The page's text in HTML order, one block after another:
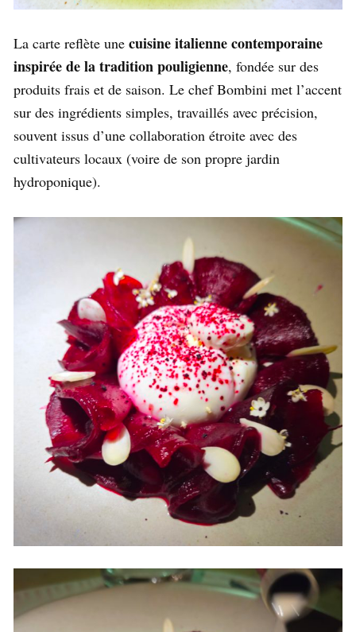
La carte reflète une cuisine italienne contemporaine
inspirée de la tradition pouligienne, fondée sur des
produits frais et de saison. Le chef Bombini met l’accent
sur des ingrédients simples, travaillés avec précision,
souvent issus d’une collaboration étroite avec des
cultivateurs locaux (voire de son propre jardin
hydroponique).